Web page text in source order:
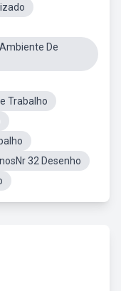
De
Trabalho
32 Desenho